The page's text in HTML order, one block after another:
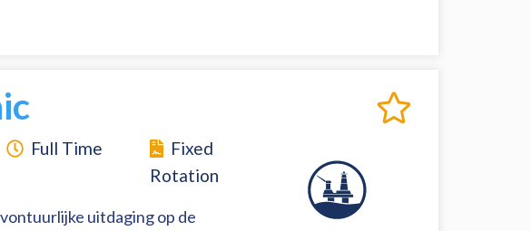
Full Time
Fixed
Rotation
uitdaging op de